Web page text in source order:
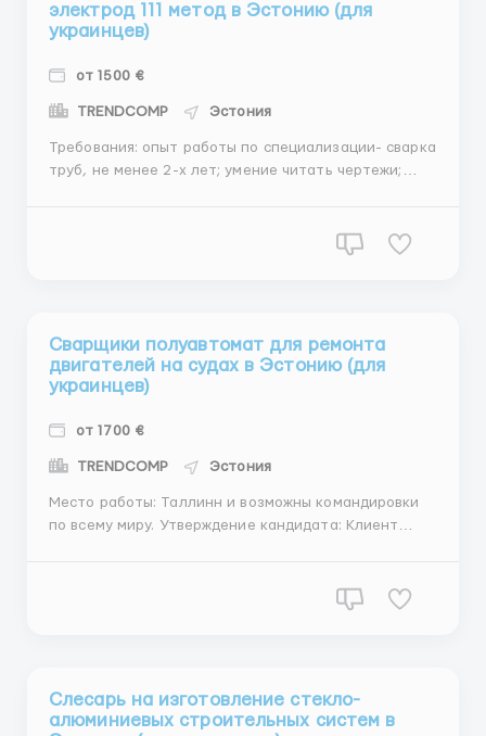
электрод 111 метод в Эстонию (для
украинцев)
от 1500 €
TRENDCOMP Эстония
Требования: опыт работы по специализации- сварка
труб, не менее 2-х лет; умение читать чертежи;
Сварщики полуавтомат для ремонта
двигателей на судах в Эстонию (для
украинцев)
от 1700 €
TRENDCOMP Эстония
Место работы: Таллинн и возможны командировки
по всему миру. Утверждение кандидата: Клиент
Слесарь на изготовление стекло-
алюминиевых строительных систем в